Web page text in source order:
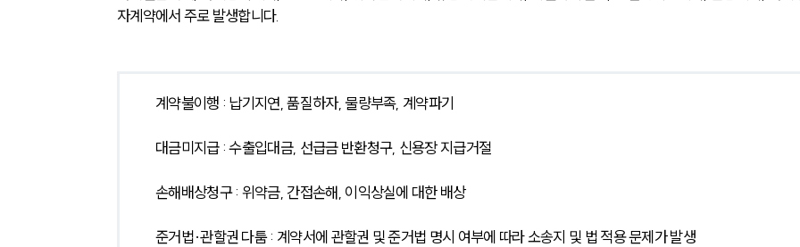
자계약에서 주로 발생합니다.
계약불이행 : 납기지연, 품질하자, 물량부족, 계약파기
대금미지급 : 수출입대금, 선급금 반환청구, 신용장 지급거절
손해배상청구 : 위약금, 간접손해, 이익상실에 대한 배상
준거법·관할권 다툼 : 계약서에 관할권 및 준거법 명시 여부에 따라 소송지 및 법 적용 문제가 발생